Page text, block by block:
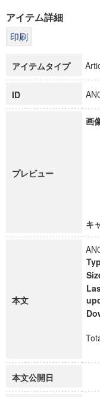
科学研究費補助
博士課程教育リ
アイテム詳細
アイテムタイプ
ID
プレビュー
画
キ
本文
本文公開日